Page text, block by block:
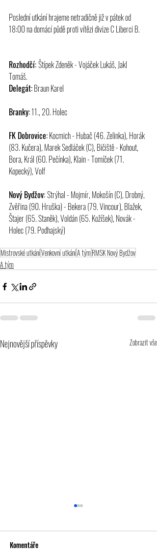
Poslední utkání hrajeme netradičně již v pátek od
18:00 na domácí půdě proti vítězi divize C Liberci B.
Rozhodčí: Štípek Zdeněk - Vojáček Lukáš, Jakl
Tomáš.
Delegát: Braun Karel
Branky: 11., 20. Holec
FK Dobrovice: Kocmich - Hubač (46. Zelinka), Horák
(83. Kučera), Marek Sedláček (C), Bičiště - Kohout,
Bora, Král (60. Pečínka), Klain - Tomíček (71.
Kopecký), Volf
Nový Bydžov: Strýhal - Mojmír, Mokošín (C), Drobný,
Zvěřina (90. Hruška) - Bekera (79. Vincour), Blažek,
Štajer (65. Staněk), Voldán (65. Kožíšek), Novák -
Holec (79. Podhajský)
Mistrovské utkáníVenkovní utkáníA týmRMSK Nový Bydžov
A tým
Nejnovější příspěvky Zobrazit vše
Komentáře